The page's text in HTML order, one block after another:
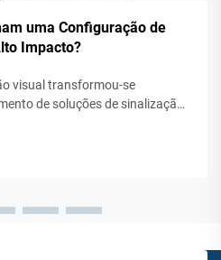
uma Configuração de
Impacto?
visual transformou-se
de soluções de sinalização